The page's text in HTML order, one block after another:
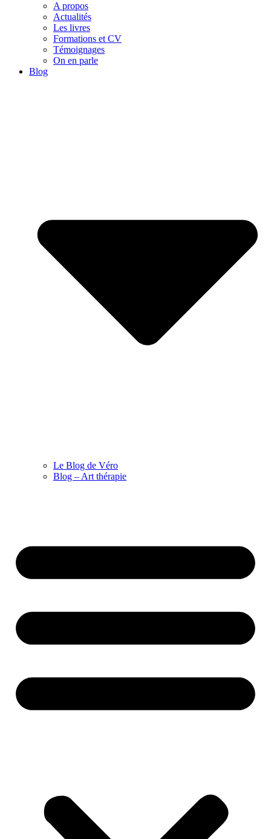
A propos
Actualités
Les livres
Formations et CV
Témoignages
On en parle
Blog
Le Blog de Véro
Blog – Art thérapie